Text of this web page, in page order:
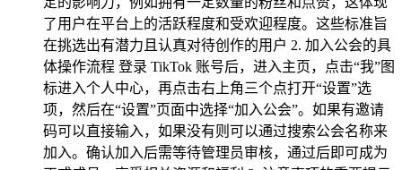
了用户在平台上的活跃程度和受欢迎程度。这些标准旨
在挑选出有潜力且认真对待创作的用户 2. 加入公会的具
体操作流程 登录 TikTok 账号后，进入主页，点击“我”图
标进入个人中心，再点击右上角三个点打开“设置”选
项，然后在“设置”页面中选择“加入公会”。如果有邀请
码可以直接输入，如果没有则可以通过搜索公会名称来
加入。确认加入后需等待管理员审核，通过后即可成为